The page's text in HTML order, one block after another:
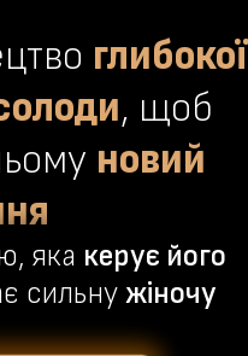
глибокої
, щоб
новий
яка керує його
сильнужіночу